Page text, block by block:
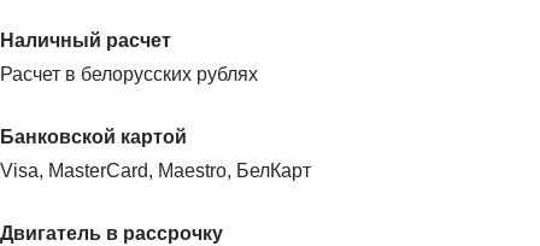
Наличный расчет
Расчет в белорусских рублях
Банковской картой
Visa, MasterCard, Maestro, БелКарт
Двигатель в рассрочку